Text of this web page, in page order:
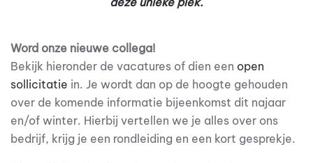
Word onze nieuwe collega!
Bekijk hieronder de vacatures of dien een open
sollicitatie in. Je wordt dan op de hoogte gehouden
over de komende informatie bijeenkomst dit najaar
en/of winter. Hierbij vertellen we je alles over ons
bedrijf, krijg je een rondleiding en een kort gesprekje.